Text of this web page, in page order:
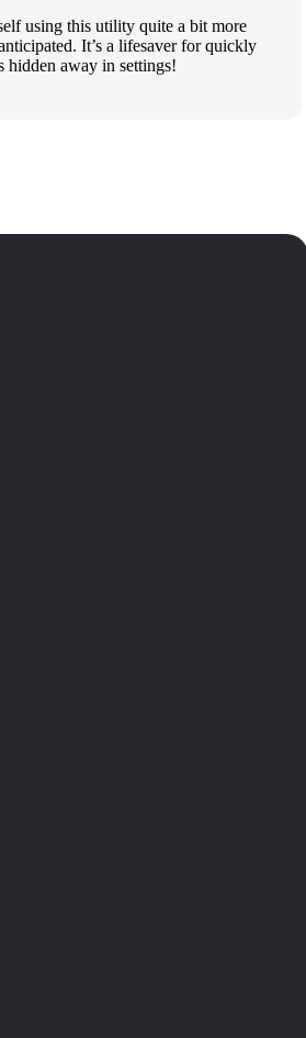
using this utility quite a bit more
It’s a lifesaver for quickly
hidden away in settings!